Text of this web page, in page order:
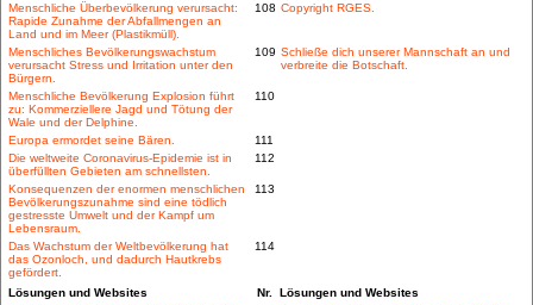
Menschliche Überbevölkerung verursacht:
Rapide Zunahme der Abfallmengen an
Land und im Meer (Plastikmüll).
108 Copyright RGES.
Menschliches Bevölkerungswachstum
verursacht Stress und Irritation unter den
Bürgern.
109 Schließe dich unserer Mannschaft an und
verbreite die Botschaft.
Menschliche Bevölkerung Explosion führt
zu: Kommerziellere Jagd und Tötung der
Wale und der Delphine.
110
Europa ermordet seine Bären.
111
Die weltweite Coronavirus-Epidemie ist in
überfüllten Gebieten am schnellsten.
112
Konsequenzen der enormen menschlichen
Bevölkerungszunahme sind eine tödlich
gestresste Umwelt und der Kampf um
Lebensraum.
113
Das Wachstum der Weltbevölkerung hat
das Ozonloch, und dadurch Hautkrebs
gefördert.
114
Lösungen und Websites Nr. Lösungen und Websites